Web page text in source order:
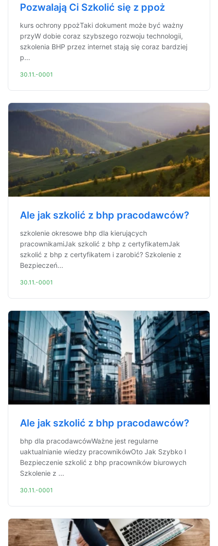
Pozwalają Ci Szkolić się z ppoż
kurs ochrony ppożTaki dokument może być ważny
przyW dobie coraz szybszego rozwoju technologii,
szkolenia BHP przez internet stają się coraz bardziej
p...
30.11.-0001
Ale jak szkolić z bhp pracodawców?
szkolenie okresowe bhp dla kierujących
pracownikamiJak szkolić z bhp z certyfikatemJak
szkolić z bhp z certyfikatem i zarobić? Szkolenie z
Bezpieczeń...
30.11.-0001
Ale jak szkolić z bhp pracodawców?
bhp dla pracodawcówWażne jest regularne
uaktualnianie wiedzy pracownikówOto Jak Szybko I
Bezpieczenie szkolić z bhp pracowników biurowych
Szkolenie z ...
30.11.-0001